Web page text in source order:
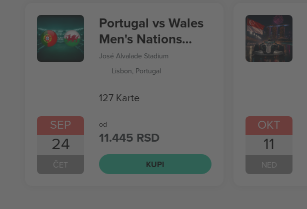
SEP
24
ČET
Portugal vs Wales
Men's Nations
League
José Alvalade Stadium
Lisbon, Portugal
127 Karte
od
11.445 RSD
KUPI
OKT
11
NED